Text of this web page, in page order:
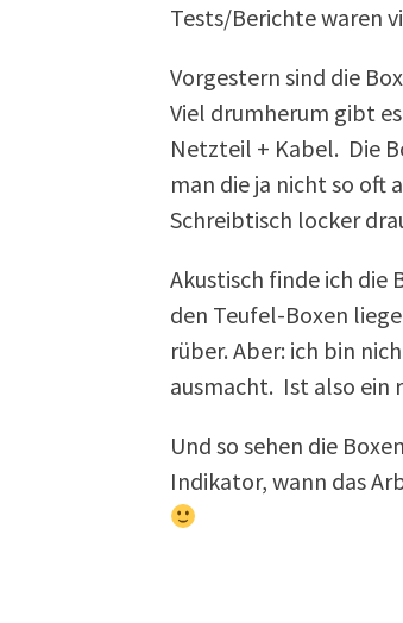
Tests/Berichte waren
Vorgestern sind die
Viel drumherum gibt
Netzteil + Kabel. Die
man die ja nicht so oft
Schreibtisch locker
Akustisch finde ich die
den Teufel-Boxen
rüber. Aber: ich bin
ausmacht. Ist also ein
Und so sehen die
Indikator, wann das